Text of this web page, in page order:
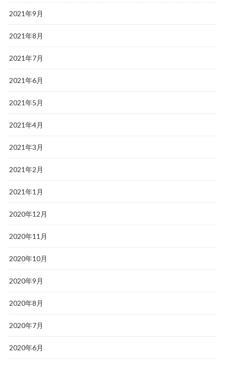
2021年9月
2021年8月
2021年7月
2021年6月
2021年5月
2021年4月
2021年3月
2021年2月
2021年1月
2020年12月
2020年11月
2020年10月
2020年9月
2020年8月
2020年7月
2020年6月